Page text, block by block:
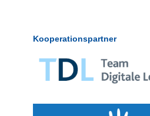
Kooperationspartner